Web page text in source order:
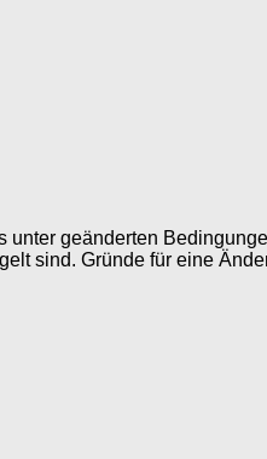
geänderten
sind. Gründe für eine